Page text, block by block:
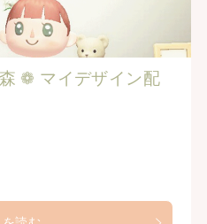
❁ マイデザイン配